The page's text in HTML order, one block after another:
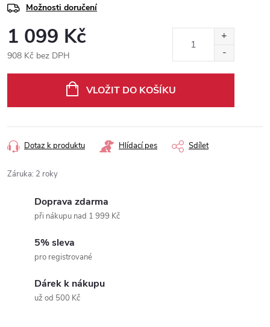
Možnosti doručení
1 099 Kč
908 Kč bez DPH
VLOŽIT DO KOŠÍKU
Dotaz k produktu Hlídací pes Sdílet
Záruka: 2 roky
Doprava zdarma
při nákupu nad 1 999 Kč
5% sleva
pro registrované
Dárek k nákupu
už od 500 Kč